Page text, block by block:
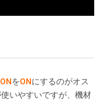
をONにするのがオス
いやすいですが、機材